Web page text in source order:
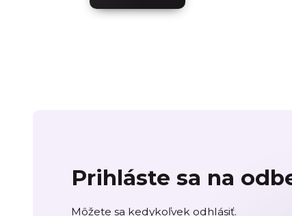
Prihláste sa na
Môžete sa kedykoľvek odhlásiť.